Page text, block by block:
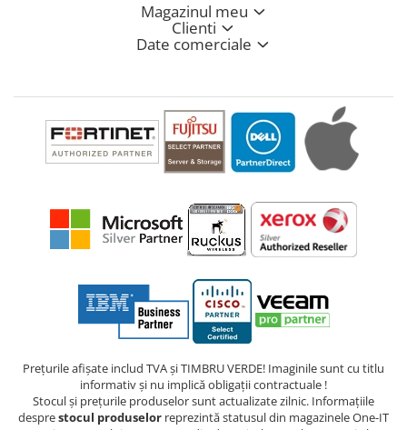
Magazinul meu
Clienti
Date comerciale
Prețurile afișate includ TVA și TIMBRU VERDE! Imaginile sunt cu titlu
informativ și nu implică obligații contractuale !
Stocul și prețurile produselor sunt actualizate zilnic. Informațiile
desprestocul produselor reprezintă statusul din magazinele One-IT